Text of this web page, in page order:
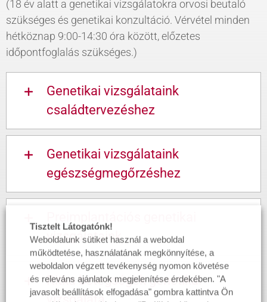
(18 év alatt a genetikai vizsgálatokra orvosi beutaló
szükséges és genetikai konzultáció. Vérvétel minden
hétköznap 9:00-14:30 óra között, előzetes
időpontfoglalás szükséges.)
Genetikai vizsgálataink
családtervezéshez
Genetikai vizsgálataink
egészségmegőrzéshez
vizsgálataink
Ritka betegségek genetikai
Tisztelt Látogatónk!
Weboldalunk sütiket használ a weboldal
működtetése, használatának megkönnyítése, a
weboldalon végzett tevékenység nyomon követése
és releváns ajánlatok megjelenítése érdekében. "A
javasolt beállítások elfogadása" gombra kattintva Ön